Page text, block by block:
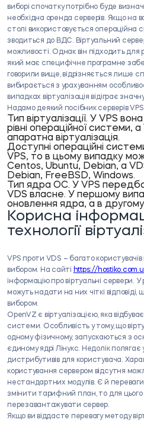
виборі спочатку потрібно буде
необхідна оренда серверів. Якщо на
столі використовується операційна
зводиться до ВДС. Віртуальний
можливості. Однак він підходить
який має специфічне програмне
говорили вище, відрізняється лише
вибирається з урахуванням
випадках віртуалізація відіграє
Надамо деякий посібник серверів
Тип віртуалізації. У VPS
рівні операційної системи,
апаратна віртуалізація.
Доступні операційні
VPS, то в цьому випадку
Centos, Ubuntu, Debian, а
Debian, FreeBSD, Windows.
Тип ядра ОС. У VPS
VDS власне. У першому
оновлення ядра, а в другому
Корисна
технології
VPS проти VDS – багато
вибором. На сайті https://
інформацію про віртуальні сервери.
можуть надати на них чіткі
вибором.
OpenVZ є віртуалізацією, яка
системи. Особливість у тому, що
одному фізичному, запускаються з
єдиному ядрі Лінукс. Недолік
дистрибутивів для користувача.
користування сервером відсутня
нестандартних модулів. Є й
змінити тарифний план, то для цього
перезавантажувати сервер.
Якщо ви віддасте перевагу методу